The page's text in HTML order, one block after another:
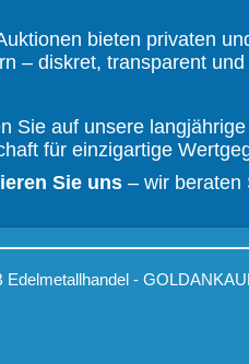
bieten privaten
– diskret, transparent
Sie auf unsere
für einzigartige
Sie uns – wir beraten
Edelmetallhandel -